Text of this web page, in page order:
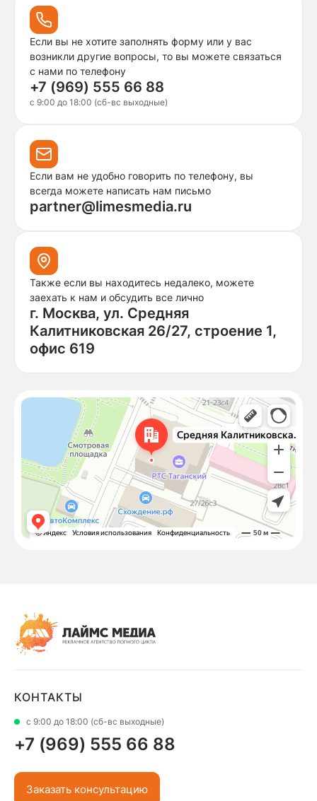
Если вы не хотите заполнять форму или у вас
возникли другие вопросы, то вы можете связаться
с нами по телефону
+7 (969) 555 66 88
c 9:00 до 18:00 (сб-вс выходные)
Если вам не удобно говорить по телефону, вы
всегда можете написать нам письмо
partner@limesmedia.ru
Также если вы находитесь недалеко, можете
заехать к нам и обсудить все лично
г. Москва, ул. Средняя
Калитниковская 26/27, строение 1,
офис 619
Москва
Средняя Калитниковская улица, 26/27с1 — Яндекс Карты
КОНТАКТЫ
с 9:00 до 18:00 (сб-вс выходные)
+7 (969) 555 66 88
Заказать консультацию